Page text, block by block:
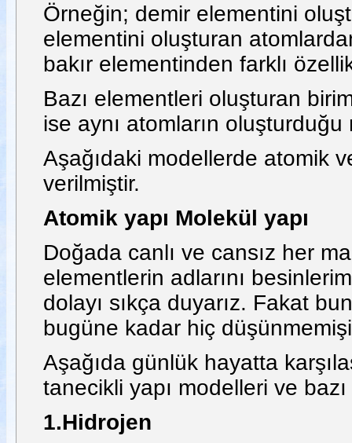
Örneğin; demir elementini
elementini oluşturan
bakır elementinden farklı
Bazı elementleri oluşturan
ise aynı atomların oluşturduğu
Aşağıdaki modellerde atomik
verilmiştir.
Atomik yapı Molekül yapı
Doğada canlı ve cansız her
elementlerin adlarını
dolayı sıkça duyarız. Fakat
bugüne kadar hiç
Aşağıda günlük hayatta
tanecikli yapı modelleri ve
1.Hidrojen